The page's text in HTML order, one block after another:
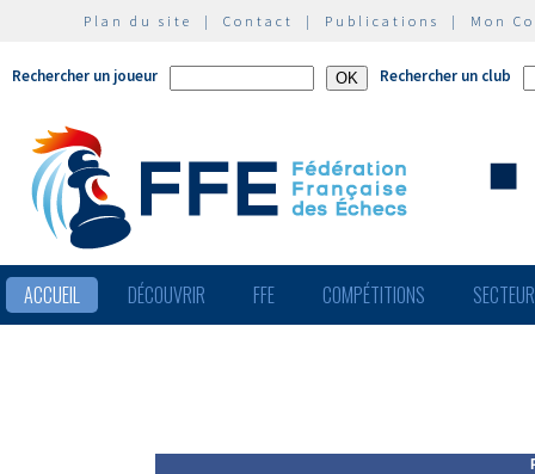
Plan du site | Contact | Publications | Mon
Rechercher un joueur Rechercher un club
ACCUEIL DÉCOUVRIR FFE COMPÉTITIONS